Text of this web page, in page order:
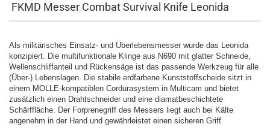
FKMD Messer Combat Survival Knife Leonida
Als militärisches Einsatz- und Überlebensmesser wurde das Leonida
konzipiert. Die multifunktionale Klinge aus N690 mit glatter Schneide,
Wellenschliffanteil und Rückensäge ist das passende Werkzeug für alle
(Über-) Lebenslagen. Die stabile erdfarbene Kunststoffscheide sitzt in
einem MOLLE-kompatiblen Cordurasystem in Multicam und bietet
zusätzlich einen Drahtschneider und eine diamatbeschichtete
Schärffläche. Der Forprenegriff des Messers liegt auch bei Kälte
angenehm in der Hand und gewährleistet einen sicheren Griff.